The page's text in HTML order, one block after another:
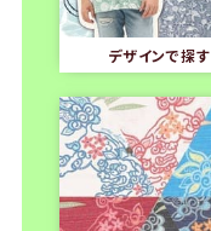
デザインで探す